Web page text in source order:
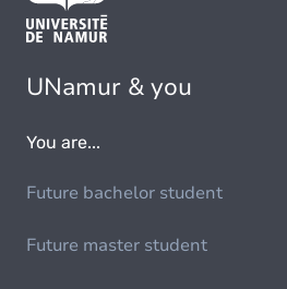
UNamur & you
You are...
Future bachelor student
Future master student